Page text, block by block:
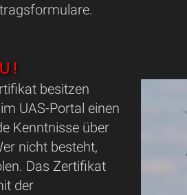
!
besitzen
UAS-Portal einen
Kenntnisse über
nicht besteht,
Das Zertifikat
der